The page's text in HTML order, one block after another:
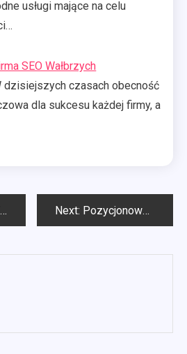
usługi mające na celu
SEO Wałbrzych
dzisiejszych czasach obecność
dla sukcesu każdej firmy, a
Next: Pozycjonowanie Białystok